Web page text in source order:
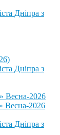
Дніпра з
Дніпра з
Весна-2026
Весна-2026
Дніпра з